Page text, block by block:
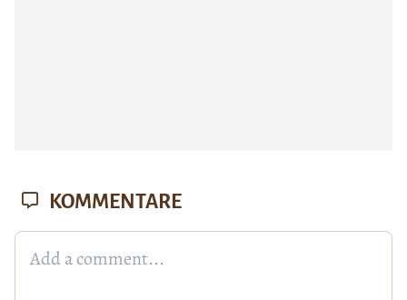
KOMMENTARE